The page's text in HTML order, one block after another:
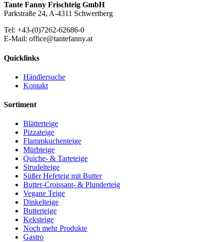
Tante Fanny Frischteig GmbH
Parkstraße 24, A-4311 Schwertberg
Tel: +43-(0)7262-62686-0
E-Mail: office@tantefanny.at
Quicklinks
Händlersuche
Kontakt
Sortiment
Blätterteige
Pizzateige
Flammkuchenteige
Mürbteige
Quiche- & Tarteteige
Strudelteige
Süßer Hefeteig mit Butter
Butter-Croissant- & Plunderteig
Vegane Teige
Dinkelteige
Butterteige
Keksteige
Noch mehr Produkte
Gastro